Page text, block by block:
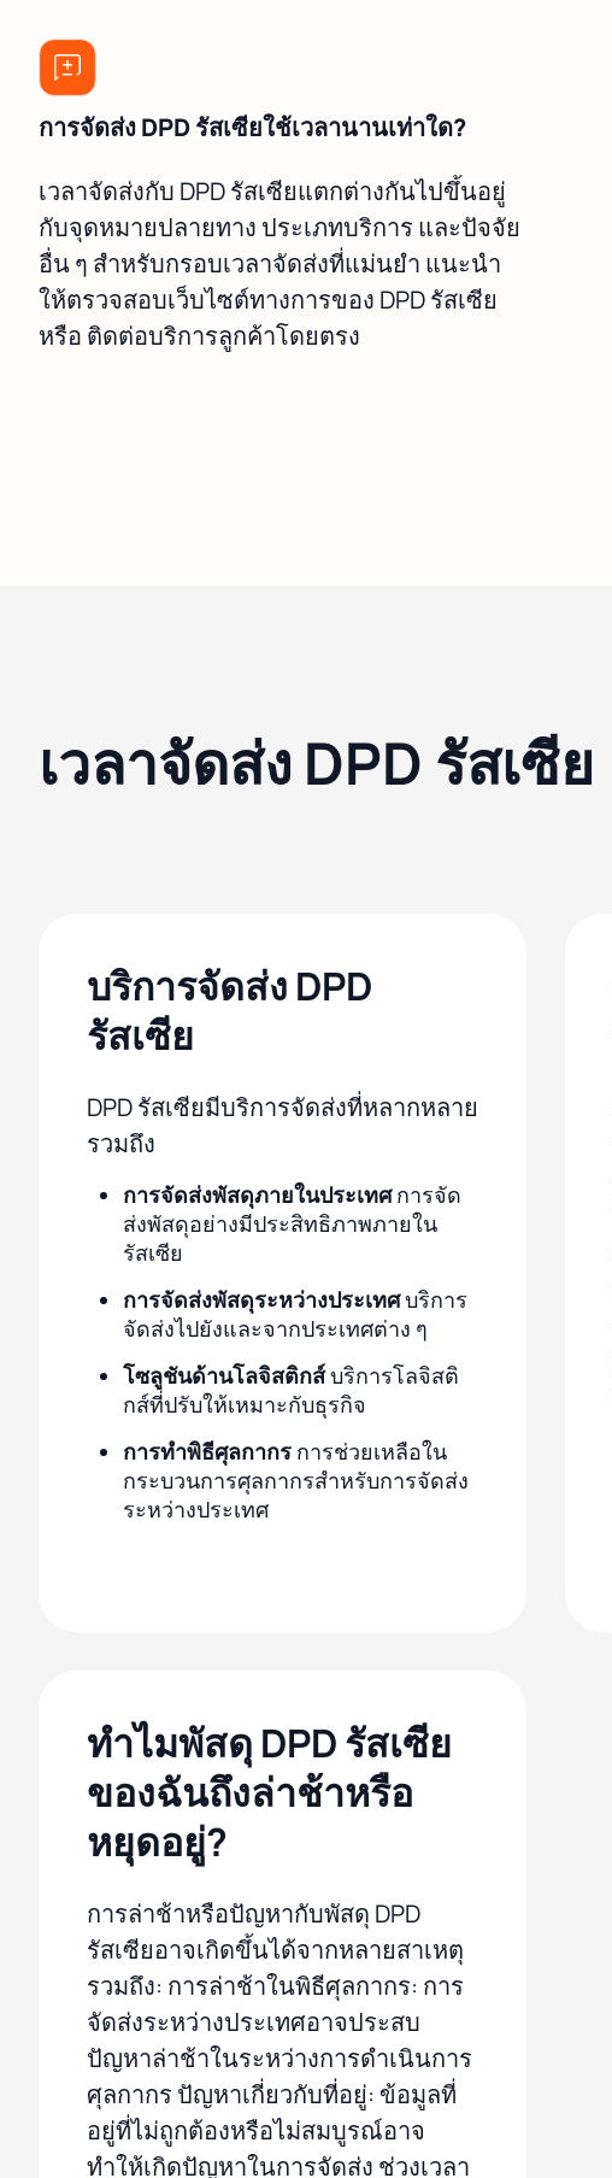
การจัดส่ง DPD รัสเซียใช้เวลานานเท่าใด?
เวลาจัดส่งกับ DPD รัสเซียแตกต่างกันไปขึ้นอยู่
กับจุดหมายปลายทาง ประเภทบริการ และปัจจัย
อื่น ๆ สำหรับกรอบเวลาจัดส่งที่แม่นยำ แนะนำ
ให้ตรวจสอบเว็บไซต์ทางการของ DPD รัสเซีย
หรือ ติดต่อบริการลูกค้าโดยตรง
เวลาจัดส่ง DPD รัสเซีย
บริการจัดส่ง DPD
รัสเซีย
DPD รัสเซียมีบริการจัดส่งที่หลากหลาย
รวมถึง
การจัดส่งพัสดุภายในประเทศการจัด
ส่งพัสดุอย่างมีประสิทธิภาพภายใน
รัสเซีย
การจัดส่งพัสดุระหว่างประเทศบริการ
จัดส่งไปยังและจากประเทศต่าง ๆ
โซลูชันด้านโลจิสติกส์บริการโลจิสติ
กส์ที่ปรับให้เหมาะกับธุรกิจ
การทำพิธีศุลกากร การช่วยเหลือใน
กระบวนการศุลกากรสำหรับการจัดส่ง
ระหว่างประเทศ
ทำไมพัสดุ DPD รัสเซีย
ของฉันถึงล่าช้าหรือ
หยุดอยู่?
การล่าช้าหรือปัญหากับพัสดุ DPD
รัสเซียอาจเกิดขึ้นได้จากหลายสาเหตุ
รวมถึง: การล่าช้าในพิธีศุลกากร: การ
จัดส่งระหว่างประเทศอาจประสบ
ปัญหาล่าช้าในระหว่างการดำเนินการ
ศุลกากร ปัญหาเกี่ยวกับที่อยู่: ข้อมูลที่
อยู่ที่ไม่ถูกต้องหรือไม่สมบูรณ์อาจ
ทำให้เกิดปัญหาในการจัดส่ง ช่วงเวลา